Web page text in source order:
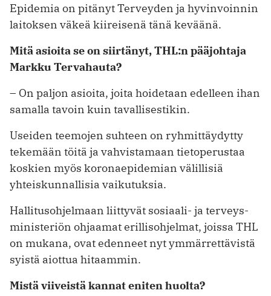
Epidemia on pitänyt Terveyden ja hyvinvoinnin
laitoksen väkeä ­kiireisenä tänä keväänä.
Mitä asioita se on siirtänyt, THL:n pääjohtaja
Markku Tervahauta?
– On paljon asioita, joita hoidetaan edelleen ihan
samalla tavoin kuin tavallisestikin.
Useiden teemojen suhteen on ­ryhmittäydytty
tekemään töitä ja ­vahvistamaan tietoperustaa
koskien myös ­koronaepidemian välillisiä
yhteiskunnallisia vaikutuksia.
Hallitusohjelmaan liittyvät sosiaali- ja terveys­
ministeriön ohjaamat erillisohjelmat, joissa THL
on mukana, ovat edenneet nyt ymmärrettävistä
syistä aiottua hitaammin.
Mistä viiveistä kannat eniten huolta?